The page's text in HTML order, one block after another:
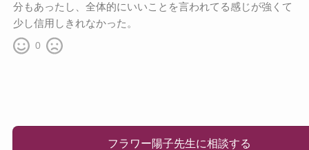
分もあったし、全体的にいいことを言われてる感じが強くて
少し信用しきれなかった。
0
フラワー陽子先生に相談する